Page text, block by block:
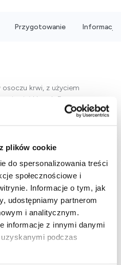
plików cookie
do spersonalizowania treści
społecznościowe i
Informacje o tym, jak
udostępniamy partnerom
i analitycznym.
informacje z innymi danymi
podczas
Przygotowanie Informacje
krwi, z użyciem
klasy IgE
toksyny osy, jest
i odwoływanie